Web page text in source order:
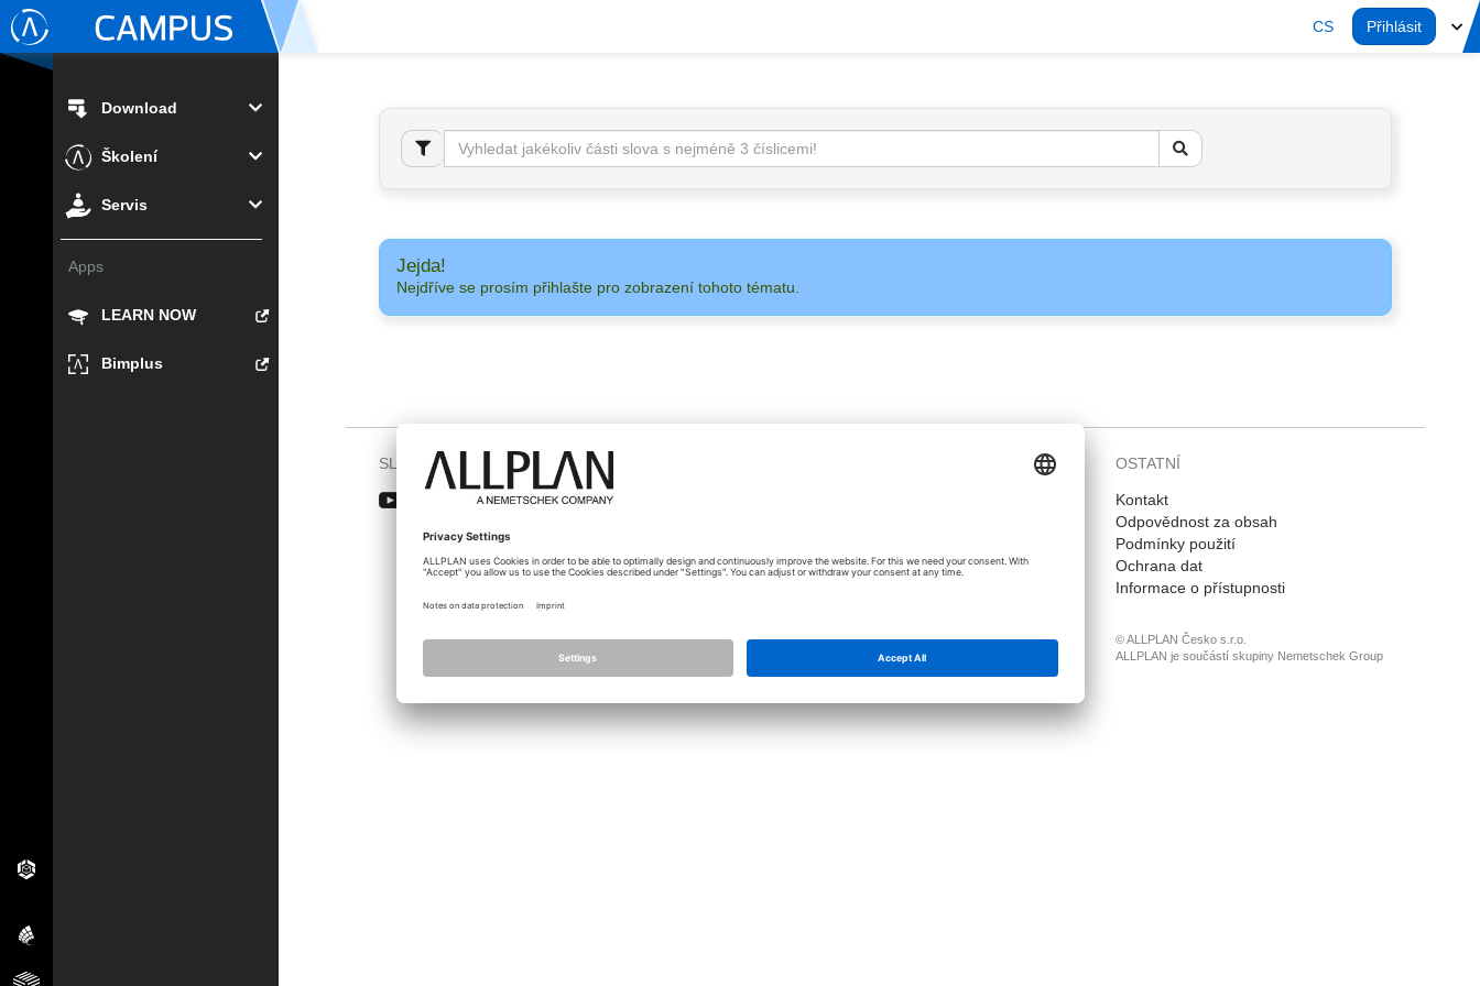
CS Přihlásit
Download
Školení
Servis
Apps
LEARN NOW
Bimplus
Jejda!
Nejdříve se prosím přihlašte pro zobrazení tohoto tématu.
SLEDUJTE NÁS NA ADMIN
Licence
Nastavení ochrany osobních údajů
OSTATNÍ
Kontakt
Odpovědnost za obsah
Podmínky použití
Ochrana dat
Informace o přístupnosti
© ALLPLAN Česko s.r.o.
ALLPLAN je součástí skupiny Nemetschek Group